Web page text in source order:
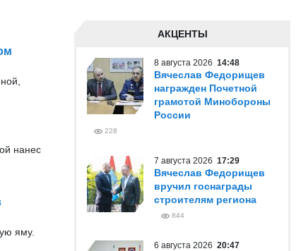
нанес
яму.
АКЦЕНТЫ
8 августа 2026 14:48
Вячеслав Федорищев
награжден Почетной
грамотой Минобороны
России
228
7 августа 2026 17:29
Вячеслав Федорищев
вручил госнаграды
строителям региона
844
6 августа 2026 20:47